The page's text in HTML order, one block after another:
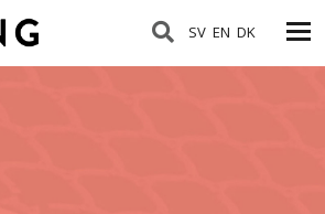
SV EN DK